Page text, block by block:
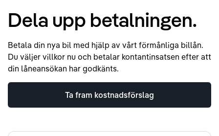
Dela upp betalningen.
Betala din nya bil med hjälp av vårt förmånliga billån.
Du väljer villkor nu och betalar kontantinsatsen efter att
din låneansökan har godkänts.
Ta fram kostnadsförslag